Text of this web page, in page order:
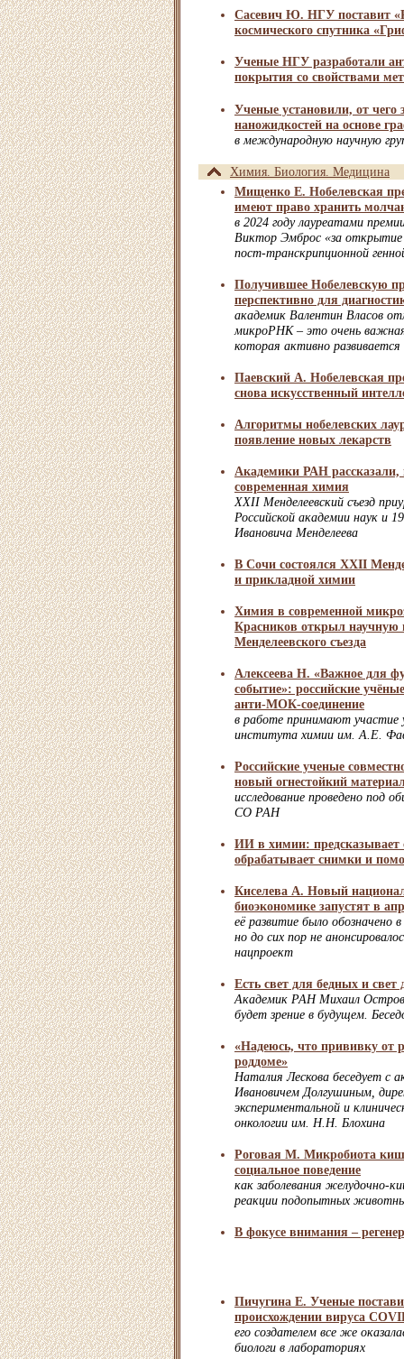
Сасевич Ю. НГУ поставит
космического спутника
Ученые НГУ разработали
покрытия со свойствами
Ученые установили, от чего
наножидкостей на основе
в международную научную
Химия. Биология. Медицина
Мищенко Е. Нобелевская
имеют право хранить
в 2024 году лауреатами
Виктор Эмброс «за
пост-транскрипционной
Получившее Нобелевскую
перспективно для
академик Валентин Власов
микроРНК – это очень
которая активно развивается
Паевский А. Нобелевская
снова искусственный
Алгоритмы нобелевских
появление новых лекарств
Академики РАН
современная химия
XXII Менделеевский съезд
Российской академии наук и
Ивановича Менделеева
В Сочи состоялся XXII
и прикладной химии
Химия в современной
Красников открыл
Менделеевского съезда
Алексеева Н. «Важное для
событие»: российские
анти-МОК-соединение
в работе принимают участие
института химии им. А.Е.
Российские ученые
новый огнестойкий
исследование проведено под
СО РАН
ИИ в химии: предсказывает
обрабатывает снимки и
Киселева А. Новый
биоэкономике запустят в
её развитие было обозначено
но до сих пор не
нацпроект
Есть свет для бедных и свет
Академик РАН Михаил
будет зрение в будущем.
«Надеюсь, что прививку от
роддоме»
Наталия Лескова беседует с
Ивановичем Долгушиным,
экспериментальной и
онкологии им. Н.Н. Блохина
Роговая М. Микробиота
социальное поведение
как заболевания желудочно-
реакции подопытных
В фокусе внимания –
Пичугина Е. Ученые
происхождении вируса
его создателем все же
биологи в лабораториях